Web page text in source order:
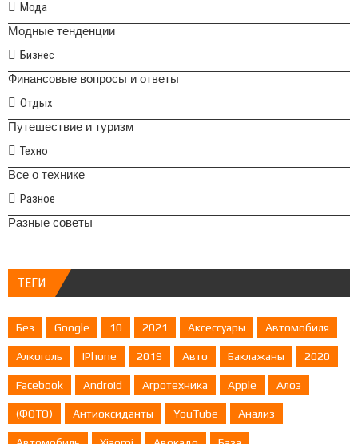
Мода
Модные тенденции
Бизнес
Финансовые вопросы и ответы
Отдых
Путешествие и туризм
Техно
Все о технике
Разное
Разные советы
ТЕГИ
Без Google 10 2021 Аксессуары Автомобиля
Алкоголь IPhone 2019 Авто Баклажаны 2020
Facebook Android Агротехника Apple Алоэ
(ФОТО) Антиоксиданты YouTube Анализ